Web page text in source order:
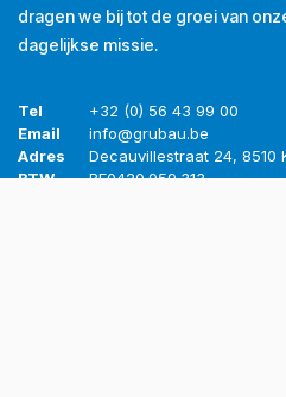
dragen we bij tot de groei van
dagelijkse missie.
Tel
+32 (0) 56 43 99 00
Email
info@grubau.be
Adres
Decauvillestraat 24, 8510
BTW
BE0420.959.313